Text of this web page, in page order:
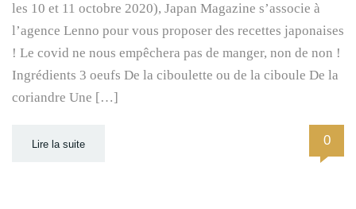
les 10 et 11 octobre 2020), Japan Magazine s’associe à
l’agence Lenno pour vous proposer des recettes japonaises
! Le covid ne nous empêchera pas de manger, non de non !
Ingrédients 3 oeufs De la ciboulette ou de la ciboule De la
coriandre Une […]
Lire la suite 0